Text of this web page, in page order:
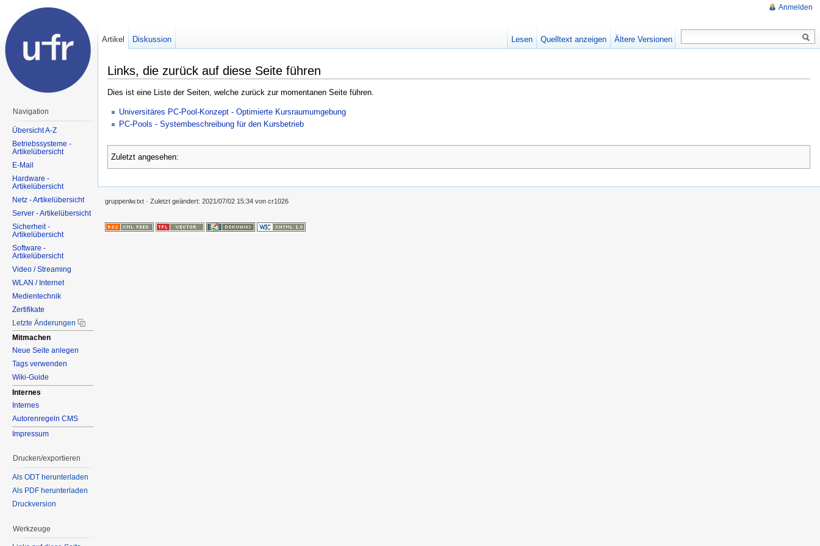
Links, die zurück auf diese Seite führen
Dies ist eine Liste der Seiten, welche zurück zur momentanen Seite führen.
Universitäres PC-Pool-Konzept - Optimierte Kursraumumgebung
PC-Pools - Systembeschreibung für den Kursbetrieb
Zuletzt angesehen:
Anmelden
Artikel Diskussion Lesen Quelltext anzeigen Ältere Versionen
Navigation
Übersicht A-Z
Betriebssysteme -
Artikelübersicht
E-Mail
Hardware -
Artikelübersicht
Netz - Artikelübersicht
Server - Artikelübersicht
Sicherheit -
Artikelübersicht
Software -
Artikelübersicht
Video / Streaming
WLAN / Internet
Medientechnik
Zertifikate
Letzte Änderungen
Mitmachen
Neue Seite anlegen
Tags verwenden
Wiki-Guide
Internes
Internes
Autorenregeln CMS
Impressum
Drucken/exportieren
Als ODT herunterladen
Als PDF herunterladen
Druckversion
Werkzeuge
gruppenlw.txt · Zuletzt geändert: 2021/07/02 15:34 von cr1026